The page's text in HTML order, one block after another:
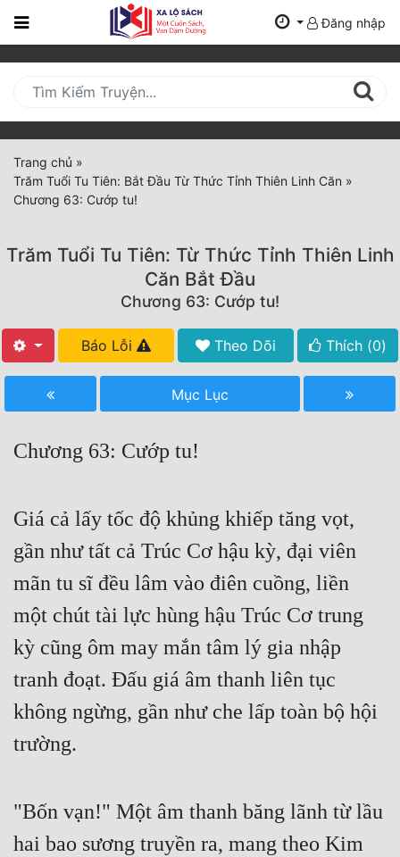
Trang
Mới
Cập
Nhật
(current)
BXH
Truyện Mới Ra
Hoàn Thành
Hậu Cung
Truyện ngắn
Xa Lộ Dịch
Cung Đấu
Cạnh Kỹ
Cổ Đại
Du Hí
Đăng nhập
Trang chủ »
Trăm Tuổi Tu Tiên: Bắt Đầu Từ Thức Tỉnh Thiên Linh Căn »
Chương 63: Cướp tu!
Trăm Tuổi Tu Tiên: Từ Thức Tỉnh Thiên Linh
Căn Bắt Đầu
Chương 63: Cướp tu!
Báo Lỗi Theo Dõi Thích (0)
Mục Lục
Chương 63: Cướp tu!
Giá cả lấy tốc độ khủng khiếp tăng vọt,
gần như tất cả Trúc Cơ hậu kỳ, đại viên
mãn tu sĩ đều lâm vào điên cuồng, liền
một chút tài lực hùng hậu Trúc Cơ trung
kỳ cũng ôm may mắn tâm lý gia nhập
tranh đoạt. Đấu giá âm thanh liên tục
không ngừng, gần như che lấp toàn bộ hội
trường.
"Bốn vạn!" Một âm thanh băng lãnh từ lầu
hai bao sương truyền ra, mang theo Kim